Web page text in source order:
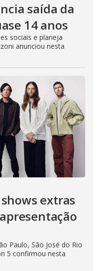
saída da
14 anos
sociais e planeja
anunciou nesta
extras
Paulo, São José do Rio
5 confirmou nesta